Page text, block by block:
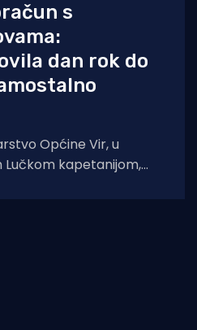
s
dan rok do
Općine Vir, u
Lučkom kapetanijom,